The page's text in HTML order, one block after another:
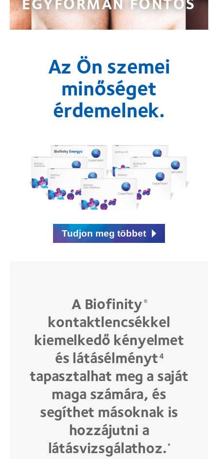
Az Ön szemei
minőséget
érdemelnek.
Tudjon meg többet
A Biofinity®
kontaktlencsékkel
kiemelkedő kényelmet
és látásélményt4
tapasztalhat meg a saját
maga számára, és
segíthet másoknak is
hozzájutni a
látásvizsgálathoz.*